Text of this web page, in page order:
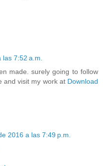
las 7:52 a.m.
made. surely going to follow
and visit my work at Download
de 2016 a las 7:49 p.m.